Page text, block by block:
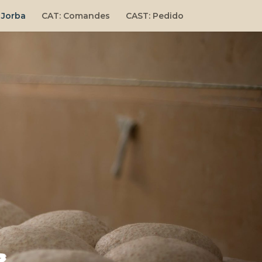
CAT: Comandes CAST: Pedido